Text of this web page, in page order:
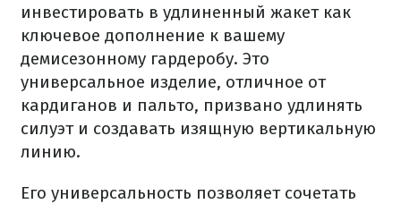
инвестировать в удлиненный жакет как
ключевое дополнение к вашему
демисезонному гардеробу. Это
универсальное изделие, отличное от
кардиганов и пальто, призвано удлинять
силуэт и создавать изящную вертикальную
линию.
Его универсальность позволяет сочетать